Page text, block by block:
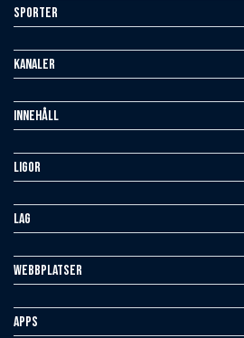
Sporter
Kanaler
Innehåll
Ligor
Lag
Webbplatser
Apps